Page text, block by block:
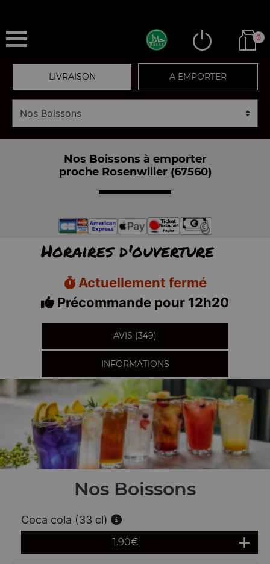
0
LIVRAISON A EMPORTER
Nos Boissons à emporter
proche Rosenwiller (67560)
Horaires d'ouverture
Actuellement fermé
Précommande pour 12h20
AVIS (349)
INFORMATIONS
Nos Boissons
Coca cola (33 cl)
1.90€